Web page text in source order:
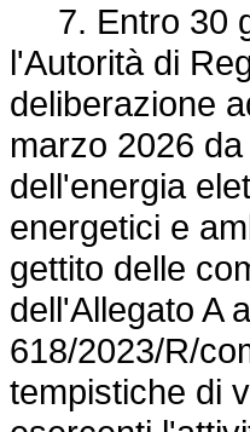
7. Entro 30
l'Autorità di
deliberazione
marzo 2026
dell'energia
energetici e
gettito delle
dell'Allegato A
618/2023/R/
tempistiche di